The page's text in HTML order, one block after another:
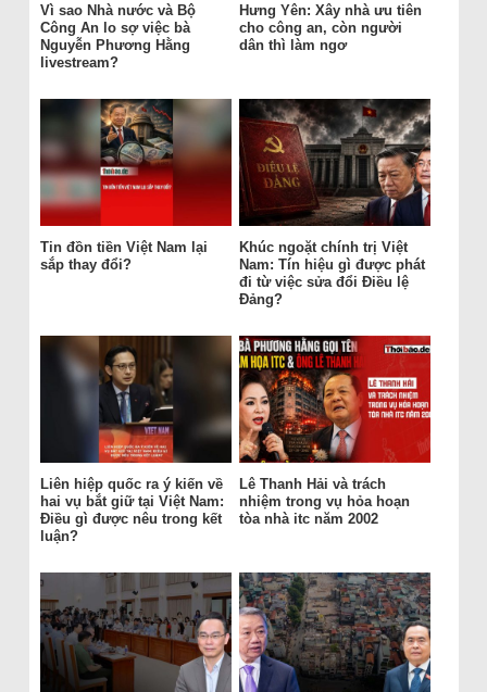
Vì sao Nhà nước và Bộ
Công An lo sợ việc bà
Nguyễn Phương Hằng
livestream?
Hưng Yên: Xây nhà ưu tiên
cho công an, còn người
dân thì làm ngơ
Tin đồn tiền Việt Nam lại
sắp thay đổi?
Khúc ngoặt chính trị Việt
Nam: Tín hiệu gì được phát
đi từ việc sửa đổi Điều lệ
Đảng?
Liên hiệp quốc ra ý kiến về
hai vụ bắt giữ tại Việt Nam:
Điều gì được nêu trong kết
luận?
Lê Thanh Hải và trách
nhiệm trong vụ hỏa hoạn
tòa nhà itc năm 2002